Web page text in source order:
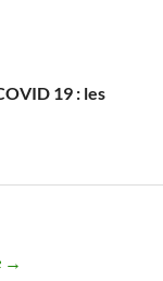
19 : les
→